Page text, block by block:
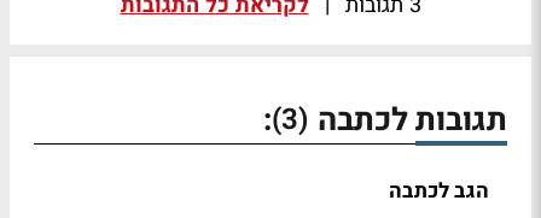
תגובות לכתבה (3)
:
הגב לכתבה